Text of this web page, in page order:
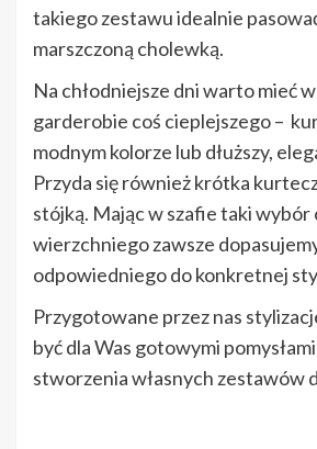
takiego zestawu idealnie
marszczoną cholewką.
Na chłodniejsze dni warto mieć
garderobie coś cieplejszego –
modnym kolorze lub dłuższy,
Przyda się również krótka
stójką. Mając w szafie taki wybór
wierzchniego zawsze
odpowiedniego do konkretnej
Przygotowane przez nas
być dla Was gotowymi
stworzenia własnych zestawów